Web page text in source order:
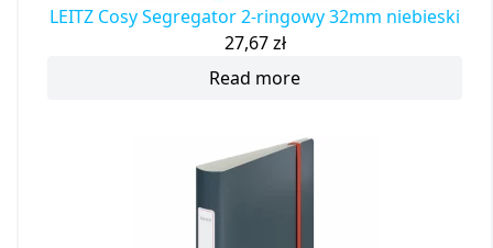
LEITZ Cosy Segregator 2-ringowy 32mm niebieski
27,67zł
Read more